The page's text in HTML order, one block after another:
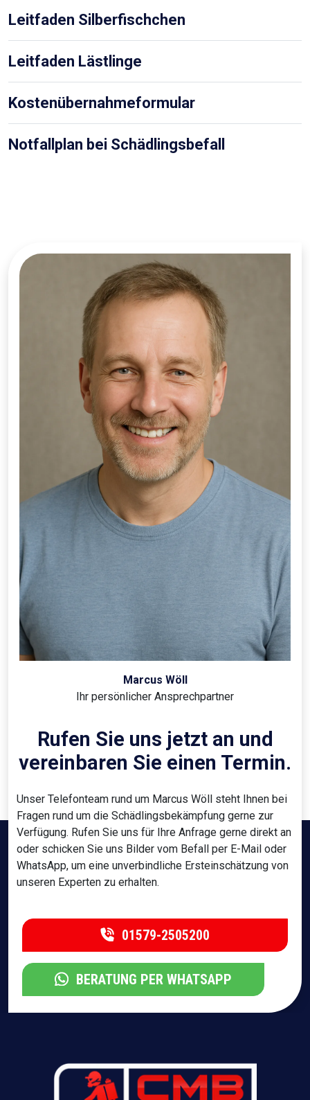
Leitfaden Silberfischchen
Leitfaden Lästlinge
Kostenübernahmeformular
Notfallplan bei Schädlingsbefall
Marcus Wöll
Ihr persönlicher Ansprechpartner
Rufen Sie uns jetzt an und
vereinbaren Sie einen Termin.
Unser Telefonteam rund um Marcus Wöll steht Ihnen bei
Fragen rund um die Schädlingsbekämpfung gerne zur
Verfügung. Rufen Sie uns für Ihre Anfrage gerne direkt an
oder schicken Sie uns Bilder vom Befall per E-Mail oder
WhatsApp, um eine unverbindliche Ersteinschätzung von
unseren Experten zu erhalten.
01579-2505200
BERATUNG PER WHATSAPP